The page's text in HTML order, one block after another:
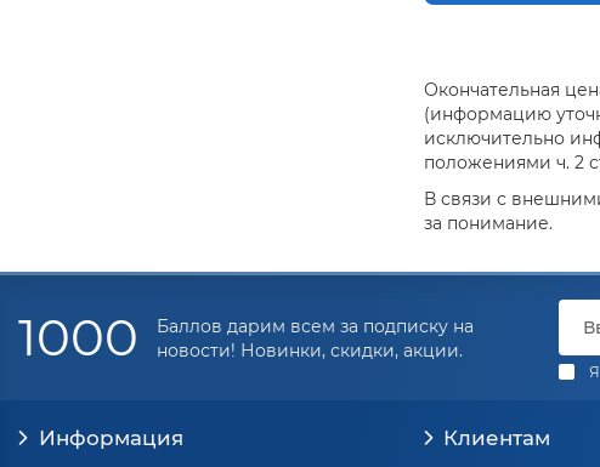
Окончательная
(информацию
исключительно
положениями ч. 2
В связи с
за понимание.
1000
Баллов дарим всем за подписку на
новости! Новинки, скидки, акции.
Информация Клиентам